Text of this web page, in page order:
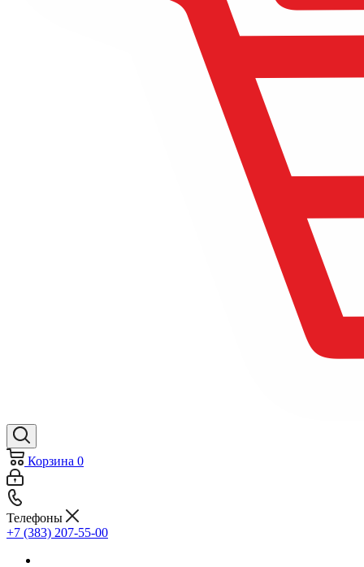
Корзина 0
Телефоны
+7 (383) 207-55-00